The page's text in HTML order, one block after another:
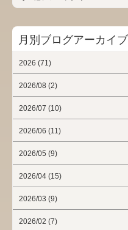
月別ブログアーカイブ
2026 (71)
2026/08 (2)
2026/07 (10)
2026/06 (11)
2026/05 (9)
2026/04 (15)
2026/03 (9)
2026/02 (7)